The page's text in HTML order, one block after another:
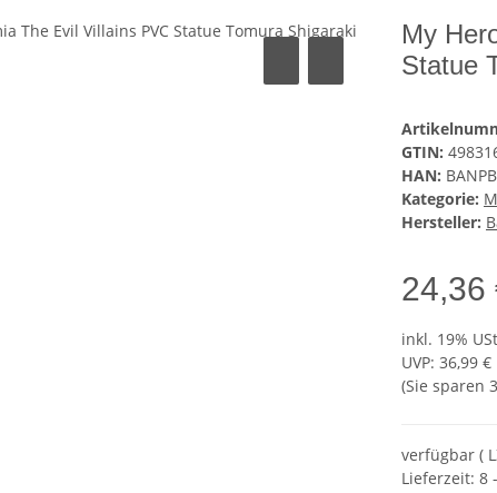
My
Statue
GTIN:
HAN:
Kategorie:
Hersteller:
24,36
inkl. 19%
UVP: 36,99 €
(Sie sparen
verfügbar (
Lieferzeit: 8